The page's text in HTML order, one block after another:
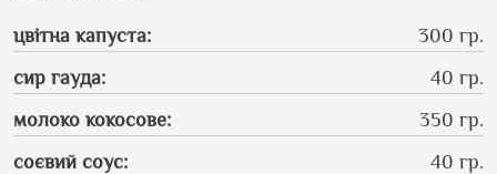
цвітна капуста:
300 гр.
сир гауда:
40 гр.
молоко кокосове:
350 гр.
соєвий соус:
40 гр.